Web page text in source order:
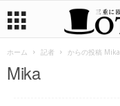
ホーム 記者 からの投稿 Mika
Mika